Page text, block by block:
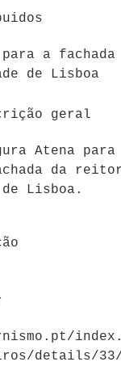
para a
de Lisboa
geral
Atena para
da
Lisboa.
details/33/